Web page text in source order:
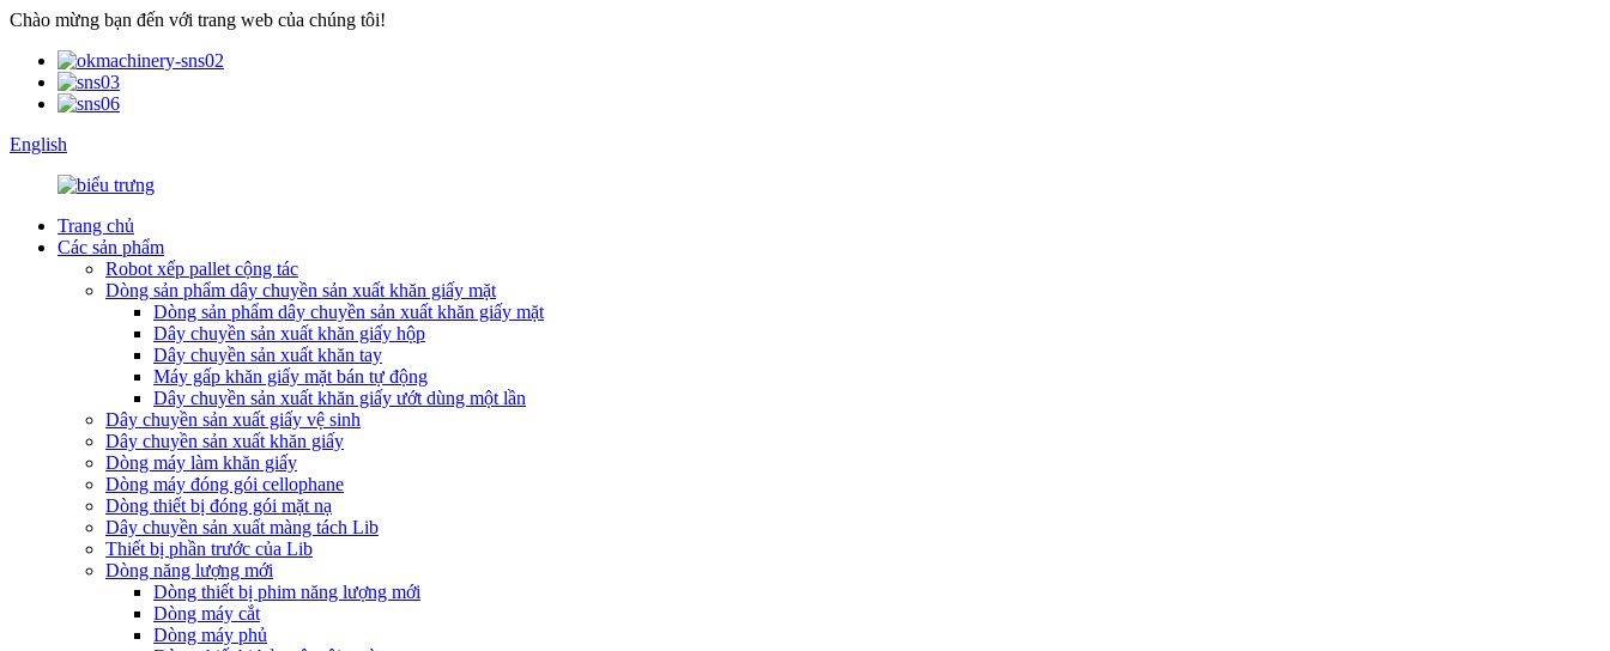
Chào mừng bạn đến với trang web của chúng tôi!
English
Trang chủ
Các sản phẩm
Robot xếp pallet cộng tác
Dòng sản phẩm dây chuyền sản xuất khăn giấy mặt
Dòng sản phẩm dây chuyền sản xuất khăn giấy mặt
Dây chuyền sản xuất khăn giấy hộp
Dây chuyền sản xuất khăn tay
Máy gấp khăn giấy mặt bán tự động
Dây chuyền sản xuất khăn giấy ướt dùng một lần
Dây chuyền sản xuất giấy vệ sinh
Dây chuyền sản xuất khăn giấy
Dòng máy làm khăn giấy
Dòng máy đóng gói cellophane
Dòng thiết bị đóng gói mặt nạ
Dây chuyền sản xuất màng tách Lib
Thiết bị phần trước của Lib
Dòng năng lượng mới
Dòng thiết bị phim năng lượng mới
Dòng máy cắt
Dòng máy phủ